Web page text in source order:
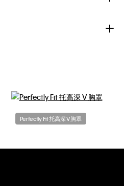
Perfectly Fit 托高深 V 胸罩